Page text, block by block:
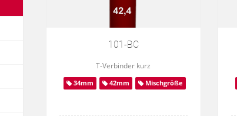
101-BC
T-Verbinder kurz
34mm 42mm Mischgröße